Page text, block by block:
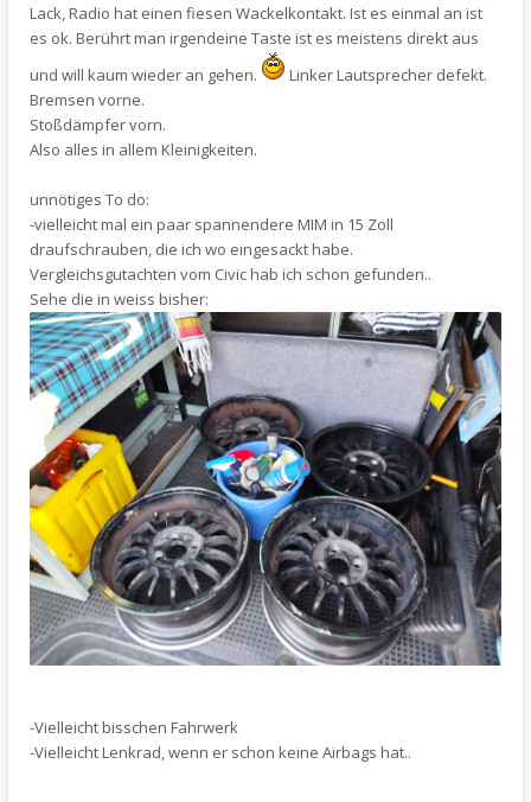
Lack, Radio hat einen fiesen Wackelkontakt. Ist es einmal an ist
es ok. Berührt man irgendeine Taste ist es meistens direkt aus
und will kaum wieder an gehen.
Linker Lautsprecher defekt.
Bremsen vorne.
Stoßdämpfer vorn.
Also alles in allem Kleinigkeiten.
unnötiges To do:
-vielleicht mal ein paar spannendere MIM in 15 Zoll
draufschrauben, die ich wo eingesackt habe.
Vergleichsgutachten vom Civic hab ich schon gefunden..
Sehe die in weiss bisher:
-Vielleicht bisschen Fahrwerk
-Vielleicht Lenkrad, wenn er schon keine Airbags hat..